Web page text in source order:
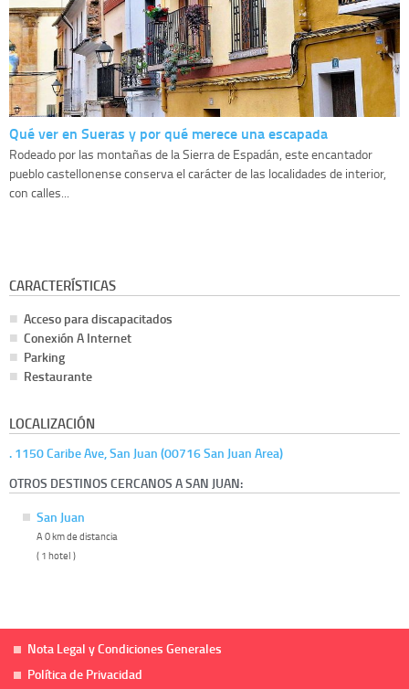
Qué ver en Sueras y por qué merece una escapada
Rodeado por las montañas de la Sierra de Espadán, este encantador
pueblo castellonense conserva el carácter de las localidades de interior,
con calles...
CARACTERÍSTICAS
Acceso para discapacitados
Conexión A Internet
Parking
Restaurante
LOCALIZACIÓN
. 1150 Caribe Ave, San Juan (00716 San Juan Area)
OTROS DESTINOS CERCANOS A SAN JUAN:
San Juan
A 0 km de distancia
( 1 hotel )
Nota Legal y Condiciones Generales
Política de Privacidad